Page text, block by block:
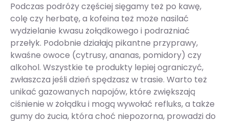
Podczas podróży częściej sięgamy też po kawę,
colę czy herbatę, a kofeina też może nasilać
wydzielanie kwasu żołądkowego i podrażniać
przełyk. Podobnie działają pikantne przyprawy,
kwaśne owoce (cytrusy, ananas, pomidory) czy
alkohol. Wszystkie te produkty lepiej ograniczyć,
zwłaszcza jeśli dzień spędzasz w trasie. Warto też
unikać gazowanych napojów, które zwiększają
ciśnienie w żołądku i mogą wywołać refluks, a także
gumy do żucia, która choć niepozorna, prowadzi do